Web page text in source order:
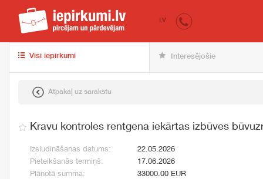
iepirkumi.lv
LV
Visi iepirkumi Interesējošie
Atpakaļ uz sarakstu
Kravu kontroles rentgena iekārtas izbūves
Izsludināšanas datums:
22.05.2026
Pieteikšanās termiņš:
17.06.2026
Plānotā summa:
33000.00 EUR